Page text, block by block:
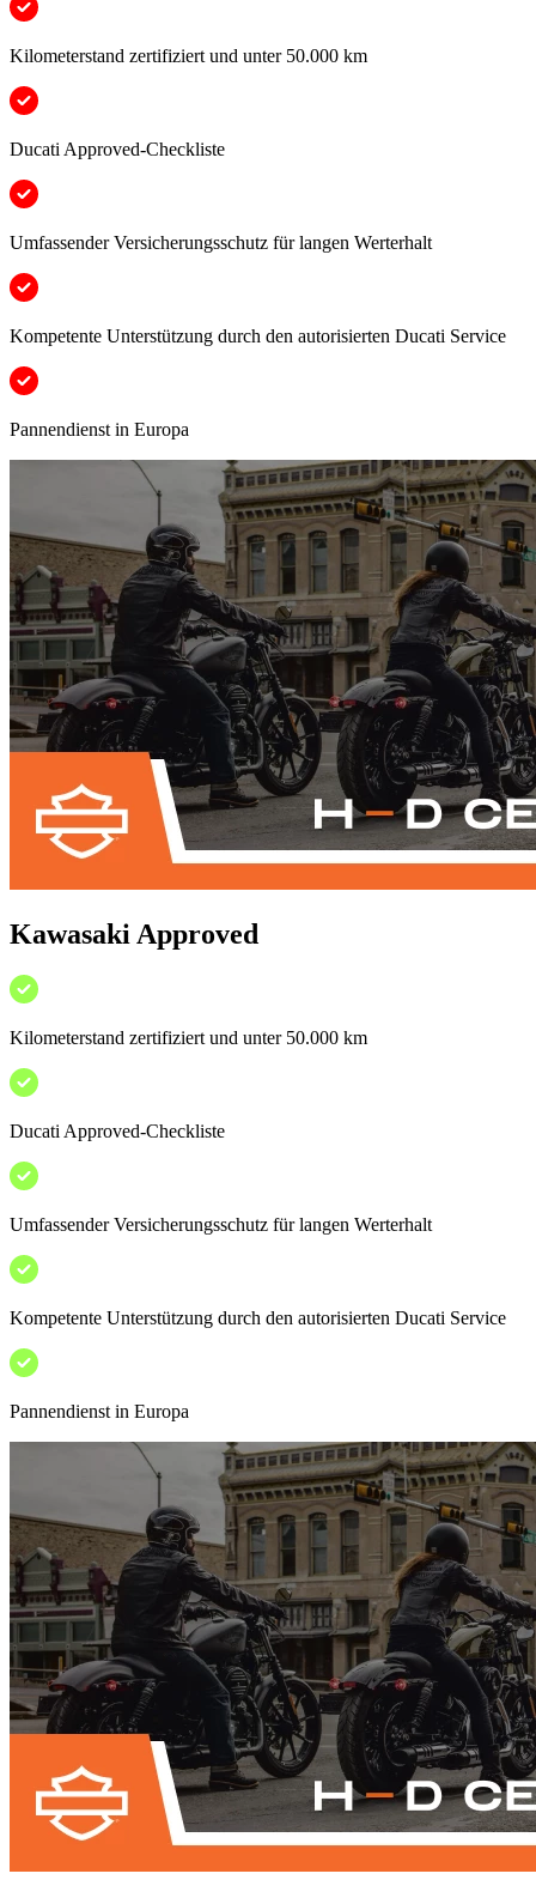
Kilometerstand zertifiziert und unter 50.000 km
Ducati Approved-Checkliste
Umfassender Versicherungsschutz für langen Werterhalt
Kompetente Unterstützung durch den autorisierten Ducati Service
Pannendienst in Europa
Kawasaki Approved
Kilometerstand zertifiziert und unter 50.000 km
Ducati Approved-Checkliste
Umfassender Versicherungsschutz für langen Werterhalt
Kompetente Unterstützung durch den autorisierten Ducati Service
Pannendienst in Europa